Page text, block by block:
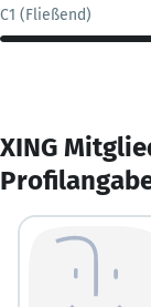
C1 (Fließend)
XING